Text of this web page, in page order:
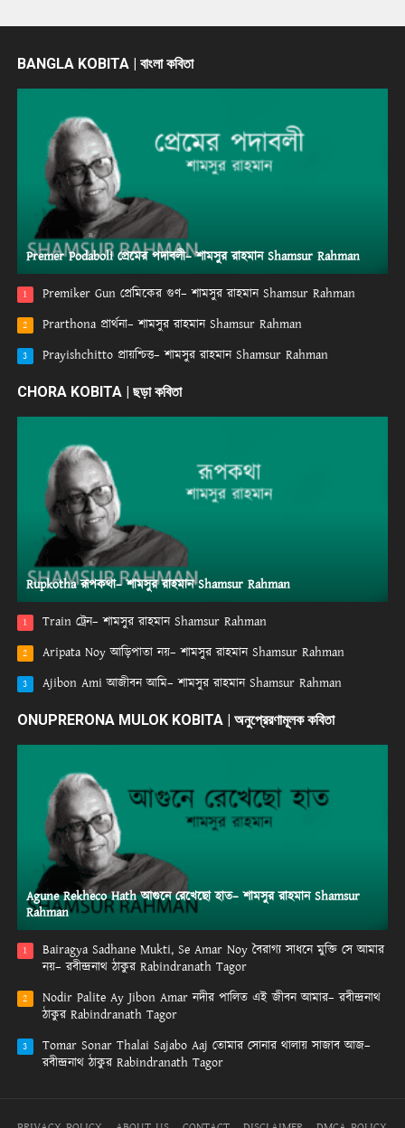
BANGLA KOBITA | বাংলা কবিতা
Premer Podaboli প্রেমের পদাবলী– শামসুর রাহমান Shamsur Rahman
1 Premiker Gun প্রেমিকের গুণ– শামসুর রাহমান Shamsur Rahman
2 Prarthona প্রার্থনা– শামসুর রাহমান Shamsur Rahman
3 Prayishchitto প্রায়শ্চিত্ত– শামসুর রাহমান Shamsur Rahman
CHORA KOBITA | ছড়া কবিতা
Rupkotha রূপকথা– শামসুর রাহমান Shamsur Rahman
1 Train ট্রেন– শামসুর রাহমান Shamsur Rahman
2 Aripata Noy আড়িপাতা নয়– শামসুর রাহমান Shamsur Rahman
3 Ajibon Ami আজীবন আমি– শামসুর রাহমান Shamsur Rahman
ONUPRERONA MULOK KOBITA | অনুপ্রেরণামূলক কবিতা
Agune Rekheco Hath আগুনে রেখেছো হাত– শামসুর রাহমান Shamsur
Rahman
1
Bairagya Sadhane Mukti, Se Amar Noy বৈরাগ্য সাধনে মুক্তি সে আমার
নয়– রবীন্দ্রনাথ ঠাকুর Rabindranath Tagor
2
Nodir Palite Ay Jibon Amar নদীর পালিত এই জীবন আমার– রবীন্দ্রনাথ
ঠাকুর Rabindranath Tagor
3
Tomar Sonar Thalai Sajabo Aaj তোমার সোনার থালায় সাজাব আজ–
রবীন্দ্রনাথ ঠাকুর Rabindranath Tagor